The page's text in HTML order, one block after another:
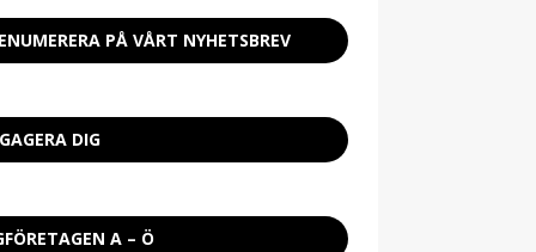
PÅ VÅRT NYHETSBREV
DIG
A – Ö